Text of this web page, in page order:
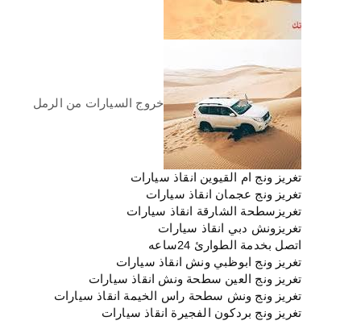
خروج السيارات من الرمل
تغريز ونج ام القيوين انقاذ سيارات
تغريز ونج عجمان انقاذ سيارات
تغريزسطحة الشارقة انقاذ سيارات
تغريزونش دبي انقاذ سيارات
اتصل بخدمة الطوارئ 24ساعه
تغريز ونج ابوظبي ونش انقاذ سيارات
تغريز ونج العين سطحة ونش انقاذ سيارات
تغريز ونج ونش سطحة راس الخيمة انقاذ سيارات
تغريز ونج بردكون الفجيرة انقاذ سيارات